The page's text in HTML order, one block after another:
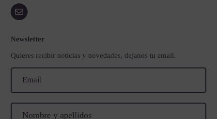
Newsletter
Quieres recibir noticias y novedades, dejanos tu email.